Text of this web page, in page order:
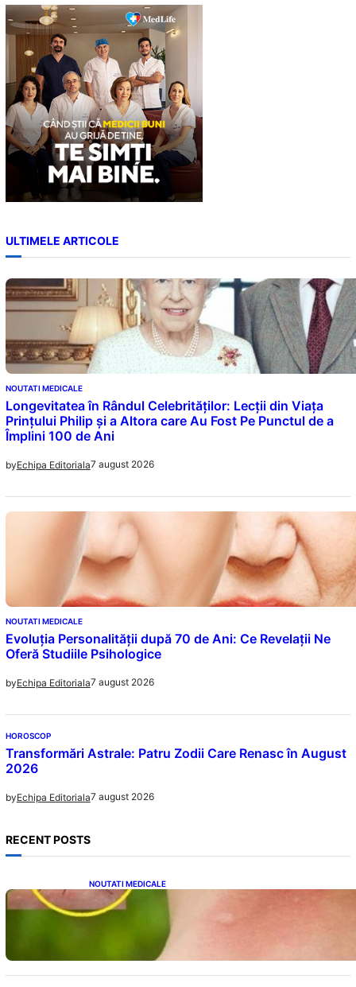
c
h
ULTIMELE ARTICOLE
NOUTATI MEDICALE
Longevitatea în Rândul Celebrităților: Lecții din Viața
Prințului Philip și a Altora care Au Fost Pe Punctul de a
Împlini 100 de Ani
byEchipa Editoriala7 august 2026
NOUTATI MEDICALE
Evoluția Personalității după 70 de Ani: Ce Revelații Ne
Oferă Studiile Psihologice
byEchipa Editoriala7 august 2026
HOROSCOP
Transformări Astrale: Patru Zodii Care Renasc în August
2026
byEchipa Editoriala7 august 2026
RECENT POSTS
NOUTATI MEDICALE
Cum bacteriile pielii influențează atracția
țânțarilor: O nouă viziune asupra alegerii